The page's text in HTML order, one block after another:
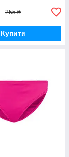
255 ₴
Купити